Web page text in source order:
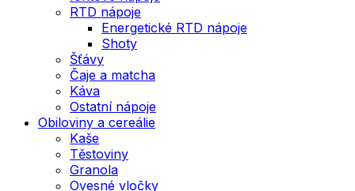
RTD nápoje
Energetické RTD nápoje
Shoty
Šťávy
Čaje a matcha
Káva
Ostatní nápoje
Obiloviny a cereálie
Kaše
Těstoviny
Granola
Ovesné vločky